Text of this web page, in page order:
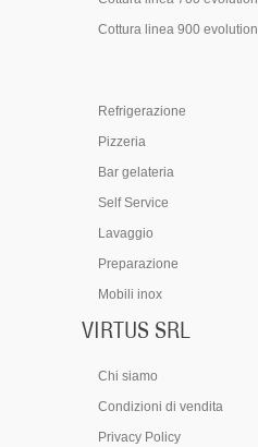
Banchi bar cocktail
Cottura linea 700 promo
Cottura linea 900 evolution
Cottura linea 1100
Cottura linea 700 evolution
Cottura linea 900 promo
Macchine industriali
Cottura linea 900 evolution
Refrigerazione
Pizzeria
Bar gelateria
Self Service
Lavaggio
Preparazione
Mobili inox
VIRTUS SRL
Chi siamo
Condizioni di vendita
Privacy Policy